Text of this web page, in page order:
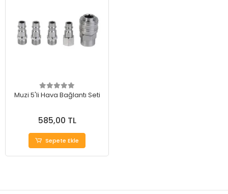
Muzi 5'li Hava Bağlantı Seti
585,00 TL
Sepete Ekle